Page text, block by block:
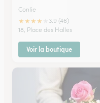
Conlie
★★★★
3.9 (46)
18, Place des Halles
Voir la boutique